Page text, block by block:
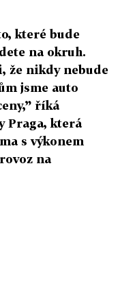
které bude
na okruh.
že nikdy nebude
jsme auto
říká
Praga, která
s výkonem
na